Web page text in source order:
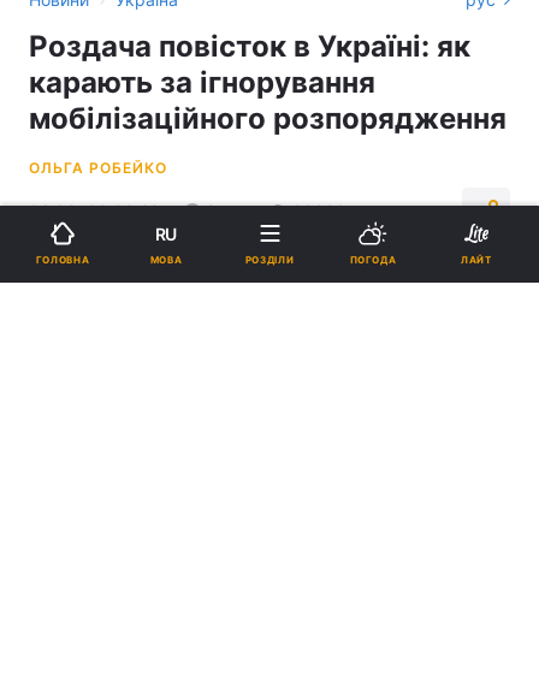
Роздача повісток в Україні: як
карають за ігнорування
мобілізаційного розпорядження
ОЛЬГА РОБЕЙКО
06:03, 03.03.23 2 хв. 83890
Підпишіться на нас в Google
ГОЛОВНА
RU
МОВА РОЗДІЛИ ПОГОДА ЛАЙТ